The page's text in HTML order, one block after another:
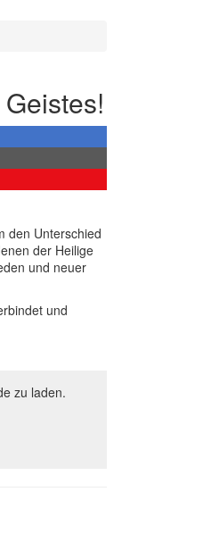
den Unterschied
der Heilige
und neuer
und
zu laden.